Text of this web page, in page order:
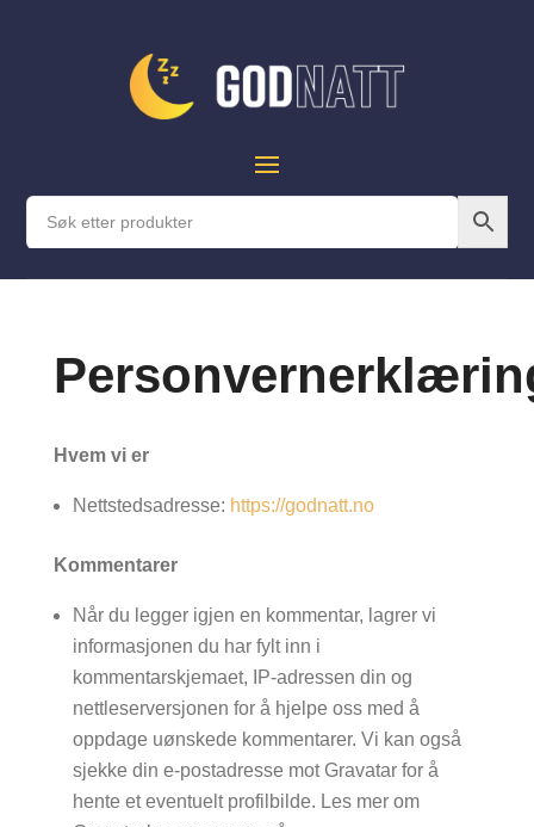
Hvem vi er
Nettstedsadresse: https://godnatt.no
Kommentarer
Når du legger igjen en kommentar, lagrer vi
informasjonen du har fylt inn i
kommentarskjemaet, IP-adressen din og
nettleserversjonen for å hjelpe oss med å
oppdage uønskede kommentarer. Vi kan også
sjekke din e-postadresse mot Gravatar for å
hente et eventuelt profilbilde. Les mer om